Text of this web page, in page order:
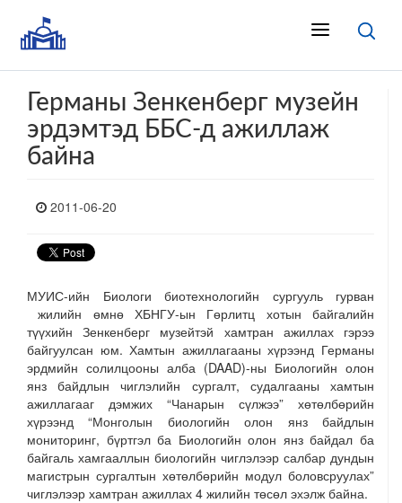
Германы Зенкенберг музейн
эрдэмтэд ББС-д ажиллаж
байна
2011-06-20
МУИС-ийн Биологи биотехнологийн сургууль гурван
жилийн өмнө ХБНГУ-ын Гөрлитц хотын байгалийн
түүхийн Зенкенберг музейтэй хамтран ажиллах гэрээ
байгуулсан юм. Хамтын ажиллагааны хүрээнд Германы
эрдмийн солилцооны алба (DAAD)-ны Биологийн олон
янз байдлын чиглэлийн сургалт, судалгааны хамтын
ажиллагааг дэмжих “Чанарын сүлжээ” хөтөлбөрийн
хүрээнд “Монголын биологийн олон янз байдлын
мониторинг, бүртгэл ба Биологийн олон янз байдал ба
байгаль хамгааллын биологийн чиглэлээр салбар дундын
магистрын сургалтын хөтөлбөрийн модул боловсруулах”
чиглэлээр хамтран ажиллах 4 жилийн төсөл эхэлж байна.